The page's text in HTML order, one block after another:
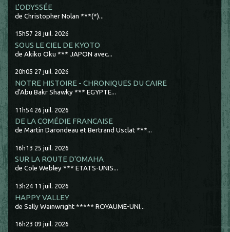
L'ODYSSÉE
de Christopher Nolan ***(*)...
15h57 28 juil. 2026
SOUS LE CIEL DE KYOTO
de Akiko Oku *** JAPON avec...
20h05 27 juil. 2026
NOTRE HISTOIRE - CHRONIQUES DU CAIRE
d'Abu Bakr Shawky *** EGYPTE...
11h54 26 juil. 2026
DE LA COMÉDIE FRANCAISE
de Martin Darondeau et Bertrand Usclat ***...
16h13 25 juil. 2026
SUR LA ROUTE D'OMAHA
de Cole Webley *** ETATS-UNIS...
13h24 11 juil. 2026
HAPPY VALLEY
de Sally Wainwright ***** ROYAUME-UNI...
16h23 09 juil. 2026